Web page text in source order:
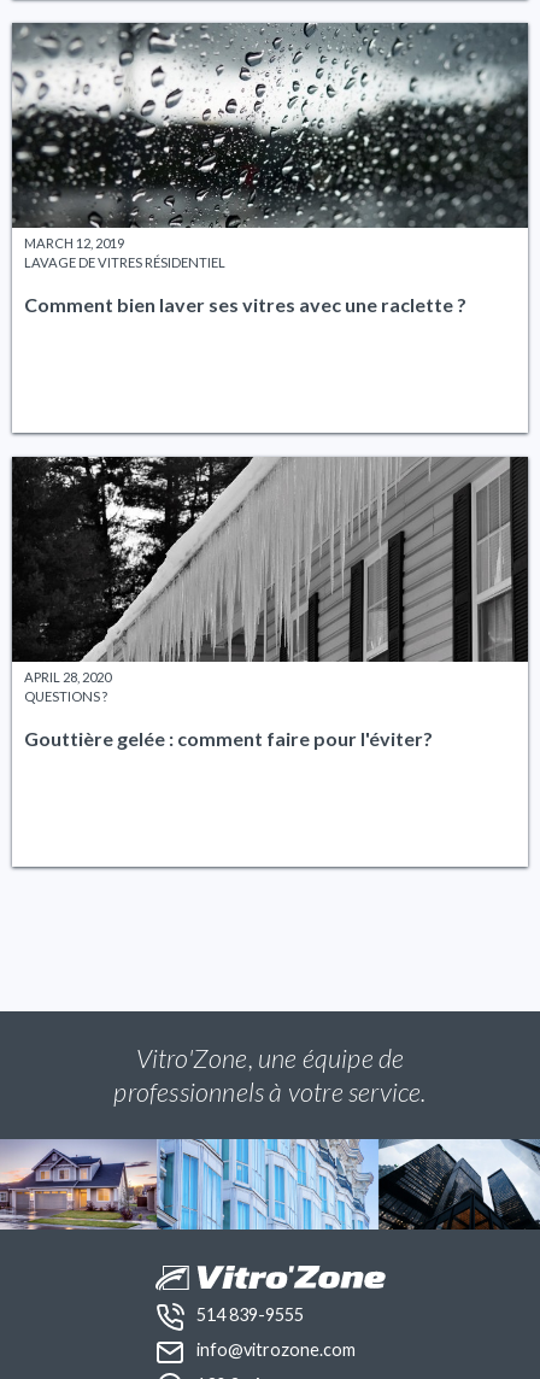
MARCH 12, 2019
LAVAGE DE VITRES RÉSIDENTIEL
Comment bien laver ses vitres avec une raclette ?
APRIL 28, 2020
QUESTIONS ?
Gouttière gelée : comment faire pour l'éviter?
Vitro'Zone, une équipe de
professionnels à votre service.
514 839-9555
info@vitrozone.com